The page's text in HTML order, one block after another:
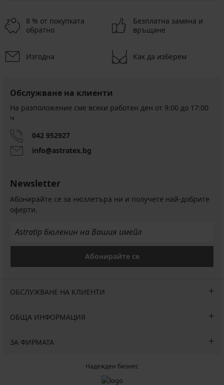
8 % от покупката
обратно
Безплатна замяна и
връщане
Изгодна Как да изберем
Обслужване на клиенти
На разположение сме всеки работен ден от 9:00 до 17:00
ч
042 952927
info@astratex.bg
Newsletter
Абонирайте се за нюзлетъра ни и получете най-добрите
оферти.
Абонирайте се
ОБСЛУЖВАНЕ НА КЛИЕНТИ
ОБЩА ИНФОРМАЦИЯ
ЗА ФИРМАТА
Надежден бизнес